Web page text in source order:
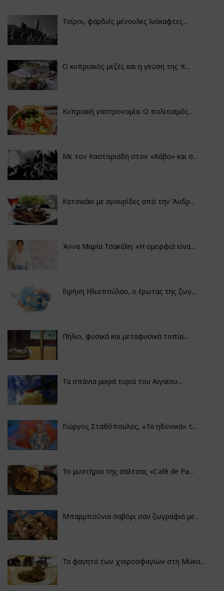
Τσίροι, φαρδιές μένουλες λιόκαφτες...
Ο κυπριακός μεζές και η γεύση της π...
Κυπριακή γαστρονομία: Ο πολιτισμός...
Με τον Καστοριάδη στον «Κάβο» και σ...
Κατσικάκι με αγουρίδες από την Άνδρ...
Άννα Μαρία Τσακάλη: «Η ομορφιά είνα...
Ειρήνη Ηλιοπούλου, ο έρωτας της ζωγ...
Πήλιο, φυσικά και μεταφυσικά τοπία...
Τα σπάνια μικρά τυριά του Αιγαίου...
Γιώργος Σταθόπουλος, «Τα ηδονικά» τ...
Το μυστήριο της σάλτσας «Café de Pa...
Μπαρμπούνια σαβόρι σαν ζωγραφιά με...
Τα φαγητά των χοιροσφαγίων στη Μύκο...